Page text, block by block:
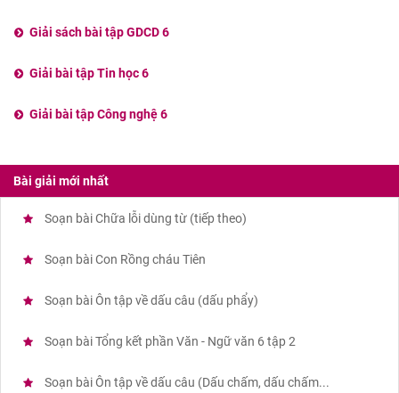
Giải sách bài tập GDCD 6
Giải bài tập Tin học 6
Giải bài tập Công nghệ 6
Bài giải mới nhất
Soạn bài Chữa lỗi dùng từ (tiếp theo)
Soạn bài Con Rồng cháu Tiên
Soạn bài Ôn tập về dấu câu (dấu phẩy)
Soạn bài Tổng kết phần Văn - Ngữ văn 6 tập 2
Soạn bài Ôn tập về dấu câu (Dấu chấm, dấu chấm...